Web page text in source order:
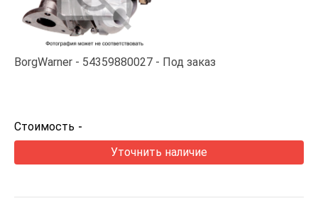
BorgWarner 54359880027 Под заказ
Стоимость -
Уточнить наличие